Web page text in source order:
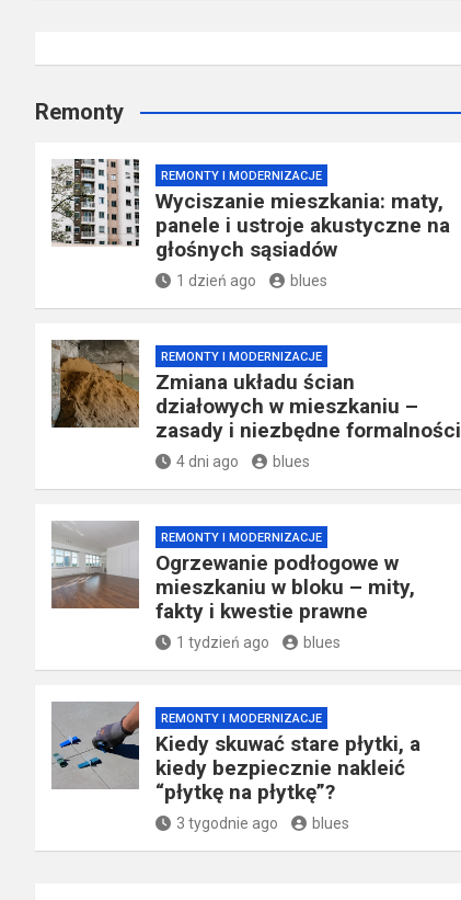
Remonty
REMONTY I MODERNIZACJE
Wyciszanie mieszkania: maty,
panele i ustroje akustyczne na
głośnych sąsiadów
1 dzień ago blues
REMONTY I MODERNIZACJE
Zmiana układu ścian
działowych w mieszkaniu –
zasady i niezbędne formalności
4 dni ago blues
REMONTY I MODERNIZACJE
Ogrzewanie podłogowe w
mieszkaniu w bloku – mity,
fakty i kwestie prawne
1 tydzień ago blues
REMONTY I MODERNIZACJE
Kiedy skuwać stare płytki, a
kiedy bezpiecznie nakleić
“płytkę na płytkę”?
3 tygodnie ago blues